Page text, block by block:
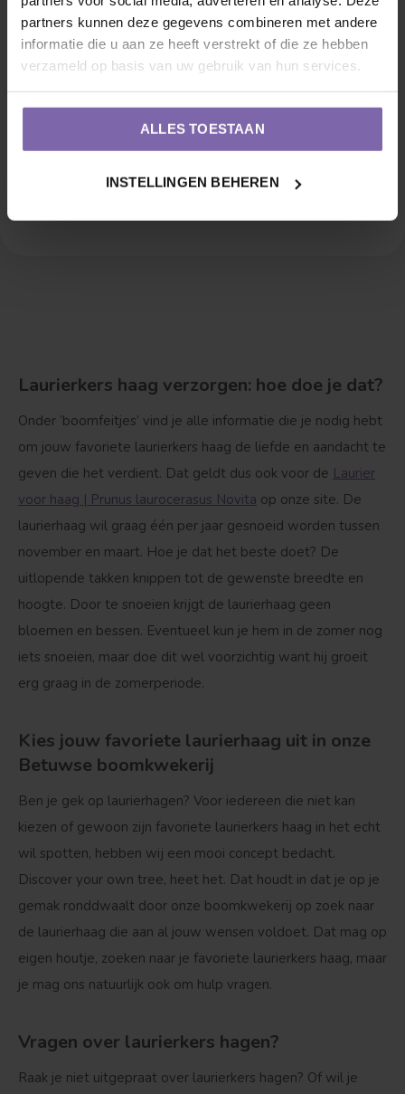
partners kunnen deze gegevens combineren met andere
informatie die u aan ze heeft verstrekt of die ze hebben
verzameld op basis van uw gebruik van hun services.
ALLES TOESTAAN
INSTELLINGEN BEHEREN
Prunus laur. Herbergii
Laurierkers haag verzorgen: hoe doe je dat?
Onder ‘boomfeitjes’ vind je alle informatie die je nodig hebt
om jouw favoriete laurierkers haag de liefde en aandacht te
geven die het verdient. Dat geldt dus ook voor de Laurier
voor haag | Prunus laurocerasus Novita op onze site. De
laurierhaag wil graag één per jaar gesnoeid worden tussen
november en maart. Hoe je dat het beste doet? De
uitlopende takken knippen tot de gewenste breedte en
hoogte. Door te snoeien krijgt de laurierhaag geen
bloemen en bessen. Eventueel kun je hem in de zomer nog
iets snoeien, maar doe dit wel voorzichtig want hij groeit
erg graag in de zomerperiode.
Kies jouw favoriete laurierhaag uit in onze
Betuwse boomkwekerij
Ben je gek op laurierhagen? Voor iedereen die niet kan
kiezen of gewoon zijn favoriete laurierkers haag in het echt
wil spotten, hebben wij een mooi concept bedacht.
Discover your own tree, heet het. Dat houdt in dat je op je
gemak ronddwaalt door onze boomkwekerij op zoek naar
de laurierhaag die aan al jouw wensen voldoet. Dat mag op
eigen houtje, zoeken naar je favoriete laurierkers haag, maar
je mag ons natuurlijk ook om hulp vragen.
Vragen over laurierkers hagen?
Raak je niet uitgepraat over laurierkers hagen? Of wil je
Treurvorm Vruchtdragend